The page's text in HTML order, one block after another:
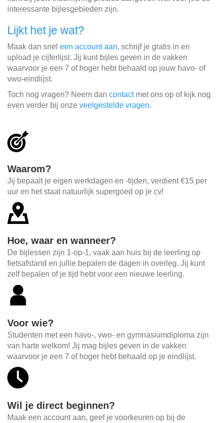
interessante bijlesgebieden zijn.
Lijkt het je wat?
Maak dan snel een account aan, schrijf je gratis in en
upload je cijferlijst. Jij kunt bijles geven in de vakken
waarvoor je een 7 of hoger hebt behaald op jouw havo- of
vwo-eindlijst.
Toch nog vragen? Neem dan contactmet ons op of kijk nog
even verder bij onze veelgestelde vragen.
Waarom?
Jij bepaalt je eigen werkdagen en -tijden, verdient €15 per
uur en het staat natuurlijk supergoed op je cv!
Hoe, waar en wanneer?
De bijlessen zijn 1-op-1, vaak aan huis bij de leerling op
fietsafstand en jullie bepalen de dagen in overleg. Jij kunt
zelf bepalen of je tijd hebt voor een nieuwe leerling.
Voor wie?
Studenten met een havo-, vwo- en gymnasiumdiploma zijn
van harte welkom! Jij mag bijles geven in de vakken
waarvoor je een 7 of hoger hebt behaald op je eindlijst.
Wil je direct beginnen?
Maak een account aan, geef je voorkeuren op bij de